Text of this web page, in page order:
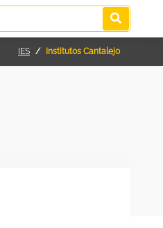
IES Institutos Cantalejo